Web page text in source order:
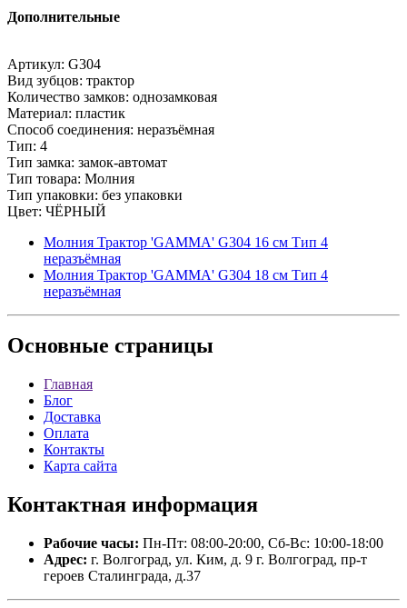
Дополнительные
Артикул: G304
Вид зубцов: трактор
Количество замков: однозамковая
Материал: пластик
Способ соединения: неразъёмная
Тип: 4
Тип замка: замок-автомат
Тип товара: Молния
Тип упаковки: без упаковки
Цвет: ЧЁРНЫЙ
Молния Трактор 'GAMMA' G304 16 см Тип 4
неразъёмная
Молния Трактор 'GAMMA' G304 18 см Тип 4
неразъёмная
Основные страницы
Главная
Блог
Доставка
Оплата
Контакты
Карта сайта
Контактная информация
Рабочие часы: Пн-Пт: 08:00-20:00, Сб-Вс: 10:00-18:00
Адрес: г. Волгоград, ул. Ким, д. 9 г. Волгоград, пр-т
героев Сталинграда, д.37